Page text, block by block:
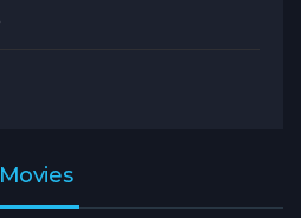
Movies